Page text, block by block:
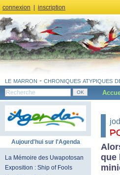
connexion inscription
le marron - chroniques atypiques
Aujourd'hui sur l'Agenda
La Mémoire des Uwapotosan
Exposition : Ship of Fools
que